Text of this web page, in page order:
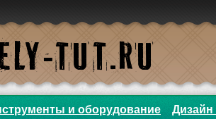
и оборудование Дизайн